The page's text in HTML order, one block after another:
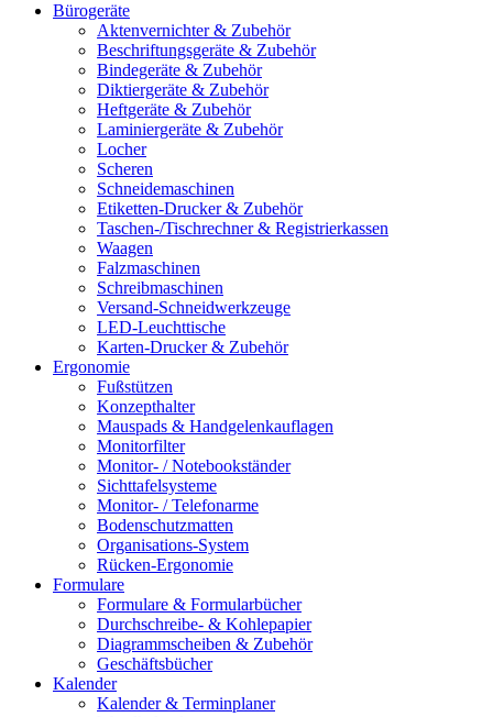
Bürogeräte
Aktenvernichter & Zubehör
Beschriftungsgeräte & Zubehör
Bindegeräte & Zubehör
Diktiergeräte & Zubehör
Heftgeräte & Zubehör
Laminiergeräte & Zubehör
Locher
Scheren
Schneidemaschinen
Etiketten-Drucker & Zubehör
Taschen-/Tischrechner & Registrierkassen
Waagen
Falzmaschinen
Schreibmaschinen
Versand-Schneidwerkzeuge
LED-Leuchttische
Karten-Drucker & Zubehör
Ergonomie
Fußstützen
Konzepthalter
Mauspads & Handgelenkauflagen
Monitorfilter
Monitor- / Notebookständer
Sichttafelsysteme
Monitor- / Telefonarme
Bodenschutzmatten
Organisations-System
Rücken-Ergonomie
Formulare
Formulare & Formularbücher
Durchschreibe- & Kohlepapier
Diagrammscheiben & Zubehör
Geschäftsbücher
Kalender
Kalender & Terminplaner